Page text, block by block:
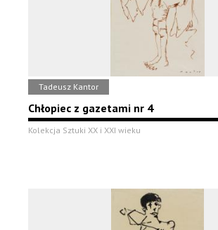
Tadeusz Kantor
Chłopiec z gazetami nr 4
Kolekcja Sztuki XX i XXI wieku